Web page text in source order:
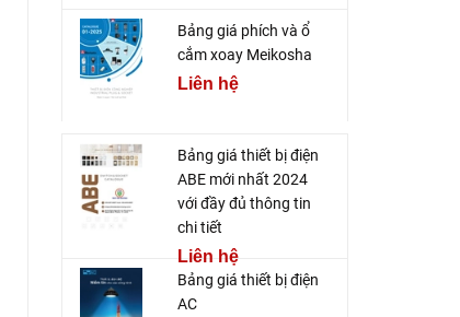
Bảng giá phích và ổ
cắm xoay Meikosha
Liên hệ
Bảng giá thiết bị điện
ABE mới nhất 2024
với đầy đủ thông tin
chi tiết
Liên hệ
Bảng giá thiết bị điện
AC